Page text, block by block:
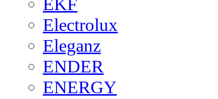
EKF
Electrolux
Eleganz
ENDER
ENERGY